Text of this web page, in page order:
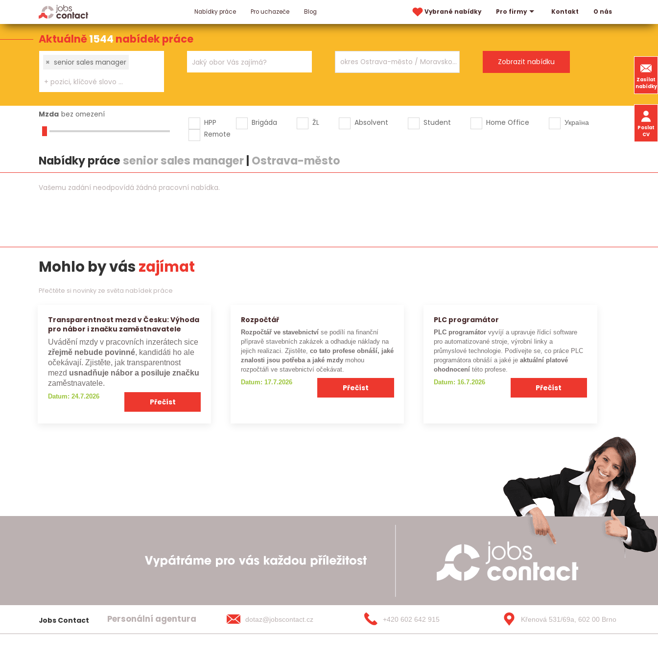
Nabídky práce Pro uchazeče Blog Vybrané nabídky Pro firmy Kontakt O nás
Zasílat
nabídky
Poslat
CV
Aktuálně1544 nabídek práce
× senior sales manager
Mzda bez omezení
HPP
Brigáda ŽL Absolvent Student Home Office
Україна
Remote
Nabídky práce senior sales manager| Ostrava-město
Vašemu zadání neodpovídá žádná pracovní nabídka.
Mohlo by vászajímat
Přečtěte si novinky ze světa nabídek práce
Transparentnost mezd v Česku: Výhoda
pro nábor i značku zaměstnavatele
Uvádění mzdy v pracovních inzerátech sice
zřejmě nebude povinné, kandidáti ho ale
očekávají. Zjistěte, jak transparentnost
mezd usnadňuje nábor a posiluje značku
zaměstnavatele.
Datum: 24.7.2026
Přečíst
Rozpočtář
Rozpočtář ve stavebnictví se podílí na finanční
přípravě stavebních zakázek a odhaduje náklady na
jejich realizaci. Zjistěte,co tato profese obnáší, jaké
znalosti jsou potřeba a jaké mzdy mohou
rozpočtáři ve stavebnictví očekávat.
Datum: 17.7.2026
Přečíst
PLC programátor
PLC programátor vyvíjí a upravuje řídicí software
pro automatizované stroje, výrobní linky a
průmyslové technologie. Podívejte se, co práce PLC
programátora obnáší a jaké je aktuální platové
ohodnocení této profese.
Datum: 16.7.2026
Přečíst
Jobs Contact Personální agentura dotaz@jobscontact.cz +420 602 642 915 Křenová 531/69a, 602 00 Brno